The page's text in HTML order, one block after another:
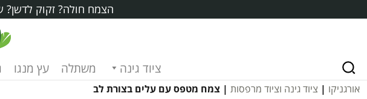
הצמח חולה? זקוק לדשן?
ציוד גינה משתלה עץ מנגו
אורגניקו | ציוד גינה וציוד מרפסות | צמח מטפס עם עלים בצורת לב